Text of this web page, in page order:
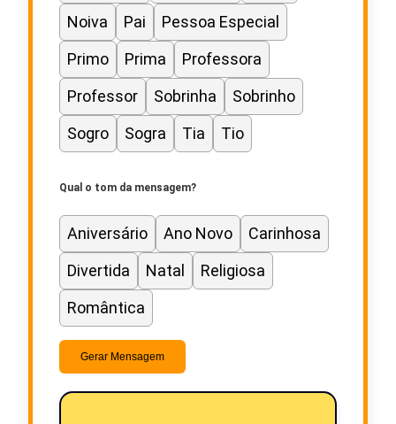
Noiva Pai
Pessoa Especial
Primo
Prima
Professora
Professor
Sobrinha
Sobrinho
Sogro
Sogra Tia Tio
Qual o tom da mensagem?
Aniversário Ano Novo
Carinhosa
Divertida
Natal
Religiosa
Romântica
Gerar Mensagem